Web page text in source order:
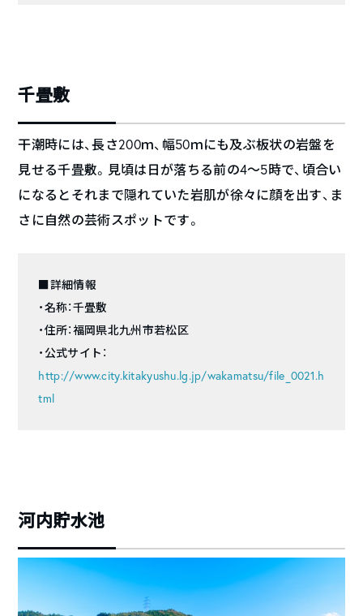
千畳敷
干潮時には、長さ200ｍ、幅50ｍにも及ぶ板状の岩盤を
見せる千畳敷。見頃は日が落ちる前の4～5時で、頃合い
になるとそれまで隠れていた岩肌が徐々に顔を出す、ま
さに自然の芸術スポットです。
■詳細情報
・名称：千畳敷
・住所：福岡県北九州市若松区
・公式サイト：
http://www.city.kitakyushu.lg.jp/wakamatsu/file_0021.h
tml
河内貯水池